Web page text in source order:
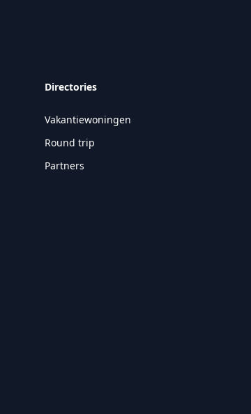
Directories
Vakantiewoningen
Round trip
Partners